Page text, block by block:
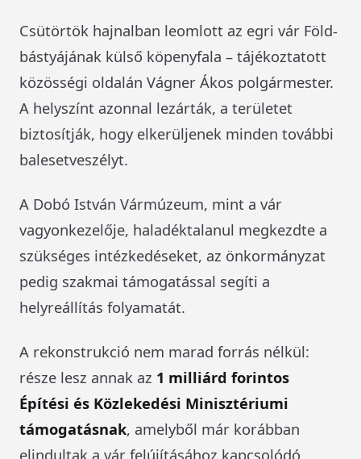
Csütörtök hajnalban leomlott az egri vár Föld-
bástyájának külső köpenyfala – tájékoztatott
közösségi oldalán Vágner Ákos polgármester.
A helyszínt azonnal lezárták, a területet
biztosítják, hogy elkerüljenek minden további
balesetveszélyt.
A Dobó István Vármúzeum, mint a vár
vagyonkezelője, haladéktalanul megkezdte a
szükséges intézkedéseket, az önkormányzat
pedig szakmai támogatással segíti a
helyreállítás folyamatát.
A rekonstrukció nem marad forrás nélkül:
része lesz annak az 1 milliárd forintos
Építési és Közlekedési Minisztériumi
támogatásnak, amelyből már korábban
elindultak a vár felújításához kapcsolódó